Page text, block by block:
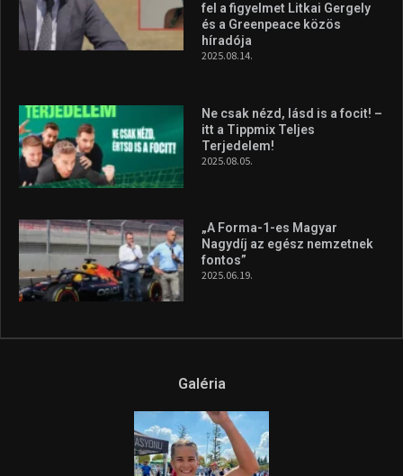
fel a figyelmet Litkai Gergely
és a Greenpeace közös
híradója
2025.08.14.
Ne csak nézd, lásd is a focit! –
itt a Tippmix Teljes
Terjedelem!
2025.08.05.
„A Forma-1-es Magyar
Nagydíj az egész nemzetnek
fontos”
2025.06.19.
Galéria